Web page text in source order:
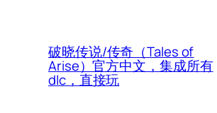
破晓传说/传奇（Tales of
Arise）官方中文，集成所有
dlc，直接玩